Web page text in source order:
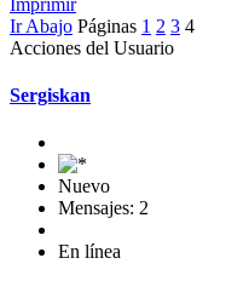
Ir Abajo Páginas 1 2 3 4
Acciones del Usuario
Sergiskan
Nuevo
Mensajes: 2
En línea